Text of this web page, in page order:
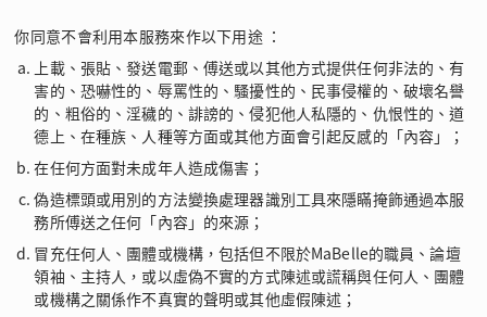
你同意不會利用本服務來作以下用途 ：
上載、張貼、發送電郵、傅送或以其他方式提供任何非法的、有
害的、恐嚇性的、辱罵性的、騷擾性的、民事侵權的、破壞名譽
的、粗俗的、淫穢的、誹謗的、侵犯他人私隱的、仇恨性的、道
德上、在種族、人種等方面或其他方面會引起反感的「內容」；
在任何方面對未成年人造成傷害；
偽造標頭或用別的方法變換處理器識別工具來隱瞞掩飾通過本服
務所傅送之任何「內容」的來源；
冒充任何人、團體或機構，包括但不限於MaBelle的職員、論壇
領袖、主持人，或以虛偽不實的方式陳述或謊稱與任何人、團體
或機構之關係作不真實的聲明或其他虛假陳述；